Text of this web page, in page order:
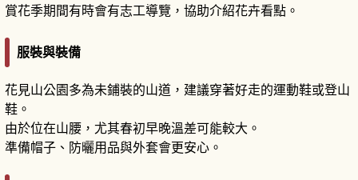
賞花季期間有時會有志工導覽，協助介紹花卉看點。
服裝與裝備
花見山公園多為未鋪裝的山道，建議穿著好走的運動鞋或登山
鞋。
由於位在山腰，尤其春初早晚溫差可能較大。
準備帽子、防曬用品與外套會更安心。